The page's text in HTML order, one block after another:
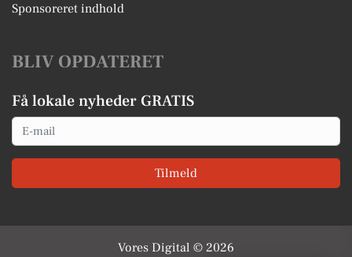
Sponsoreret indhold
BLIV OPDATERET
Få lokale nyheder GRATIS
Email
Tilmeld
Vores Digital © 2026